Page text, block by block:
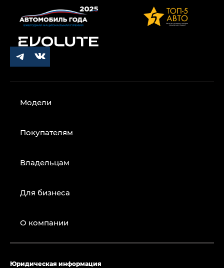
Модели
Покупателям
Владельцам
Для бизнеса
О компании
Юридическая информация